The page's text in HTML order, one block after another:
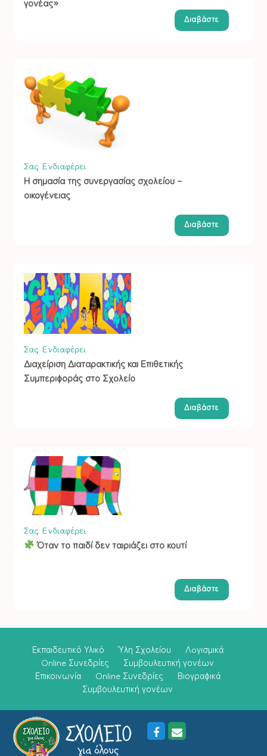
Διαβάστε
Σας Ενδιαφέρει
Η σημασία της συνεργασίας σχολείου –
οικογένειας
Διαβάστε
Σας Ενδιαφέρει
Διαχείριση Διαταρακτικής και Επιθετικής
Συμπεριφοράς στο Σχολείο
Διαβάστε
Σας Ενδιαφέρει
Όταν το παιδί δεν ταιριάζει στο κουτί
Διαβάστε
Εκπαιδευτικό Υλικό Ύλη Σχολείου
Λoγισμικά
Online Συνεδρίες
Συμβουλευτική γονέων
Επικοινωνία
Online Συνεδρίες
Βιογραφικά
Συμβουλευτική γονέων